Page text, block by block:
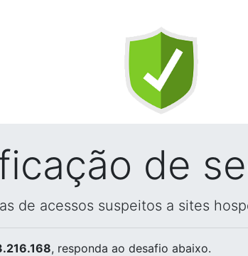
de
de acessos suspeitos a sites
, responda ao desafio abaixo.